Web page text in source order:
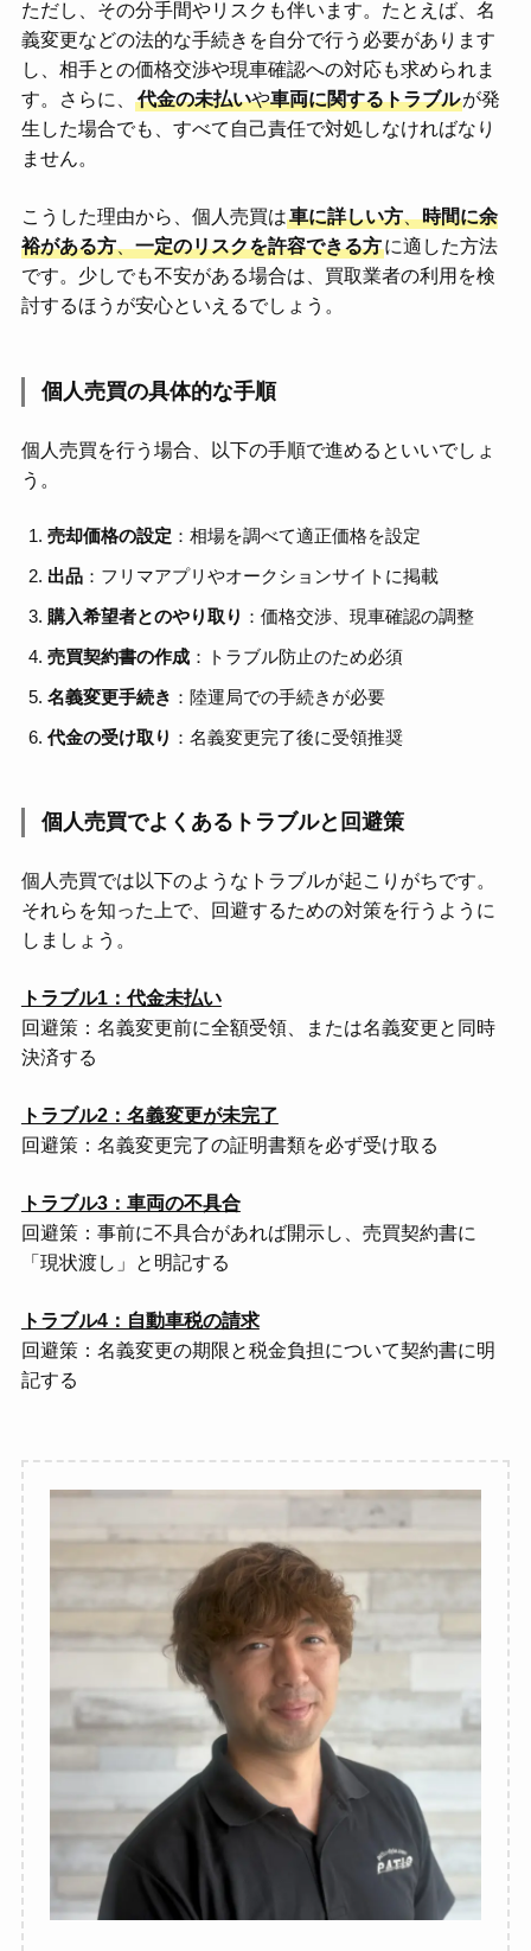
ただし、その分手間やリスクも伴います。たとえば、名
義変更などの法的な手続きを自分で行う必要があります
し、相手との価格交渉や現車確認への対応も求められま
す。さらに、
代金の未払いや車両に関するトラブルが発
生した場合でも、すべて自己責任で対処しなければなり
ません。
こうした理由から、個人売買は車に詳しい方、時間に余
裕がある方、一定のリスクを許容できる方に適した方法
です。少しでも不安がある場合は、買取業者の利用を検
討するほうが安心といえるでしょう。
個人売買の具体的な手順
個人売買を行う場合、以下の手順で進めるといいでしょ
う。
売却価格の設定 ：相場を調べて適正価格を設定
出品 ：フリマアプリやオークションサイトに掲載
購入希望者とのやり取り ：価格交渉、現車確認の調整
売買契約書の作成 ：トラブル防止のため必須
名義変更手続き ：陸運局での手続きが必要
代金の受け取り ：名義変更完了後に受領推奨
個人売買でよくあるトラブルと回避策
個人売買では以下のようなトラブルが起こりがちです。
それらを知った上で、回避するための対策を行うように
しましょう。
トラブル1：代金未払い
回避策：名義変更前に全額受領、または名義変更と同時
決済する
トラブル2：名義変更が未完了
回避策：名義変更完了の証明書類を必ず受け取る
トラブル3：車両の不具合
回避策：事前に不具合があれば開示し、売買契約書に
「現状渡し」と明記する
トラブル4：自動車税の請求
回避策：名義変更の期限と税金負担について契約書に明
記する